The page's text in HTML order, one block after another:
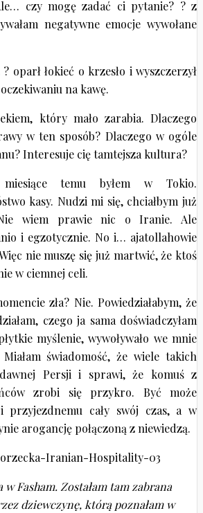
czy mogę zadać ci pytanie? ? z
negatywne emocje wywołane
oparł łokieć o krzesło i wyszczerzył
na kawę.
który mało zarabia. Dlaczego
w ten sposób? Dlaczego w ogóle
Interesuje cię tamtejsza kultura?
temu byłem w Tokio.
kasy. Nudzi mi się, chciałbym już
wiem prawie nic o Iranie. Ale
i egzotycznie. No i… ajatollahowie
nie muszę się już martwić, że ktoś
w ciemnej celi.
zła? Nie. Powiedziałabym, że
czego ja sama doświadczyłam
myślenie, wywoływało we mnie
świadomość, że wiele takich
Persji i sprawi, że komuś z
zrobi się przykro. Być może
przyjezdnemu cały swój czas, a w
arogancję połączoną z niewiedzą.
Fasham. Zostałam tam zabrana
dziewczynę, którą poznałam w